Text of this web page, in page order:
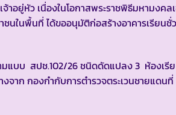
อยู่หัว เนื่องในโอกาสพระราชพิธีมหามงคล
นในพื้นที่ ได้ขออนุมัติก่อสร้างอาคารเรียนชั่
มแบบ สปช.102/26 ชนิดดัดแปลง 3 ห้องเ
จาก กองกำกับการตำรวจตระเวนชายแดน